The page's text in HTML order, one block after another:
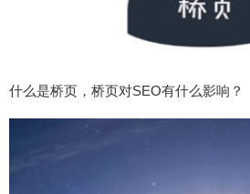
什么是桥页，桥页对SEO有什么影响？